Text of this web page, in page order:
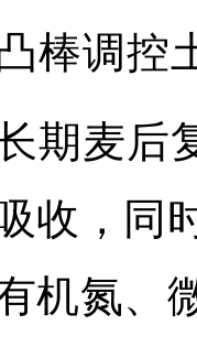
棒调控
期麦后
收，同
机氮、